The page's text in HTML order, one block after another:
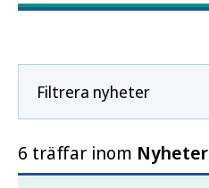
Filtrera nyheter
6 träffar inom Nyheter